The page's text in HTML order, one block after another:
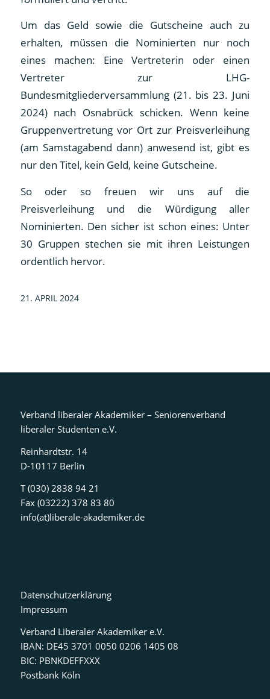
Um das Geld sowie die Gutscheine auch zu
erhalten, müssen die Nominierten nur noch
eines machen: Eine Vertreterin oder einen
Vertreter zur LHG-
Bundesmitgliederversammlung (21. bis 23. Juni
2024) nach Osnabrück schicken. Wenn keine
Gruppenvertretung vor Ort zur Preisverleihung
(am Samstagabend dann) anwesend ist, gibt es
nur den Titel, kein Geld, keine Gutscheine.
So oder so freuen wir uns auf die
Preisverleihung und die Würdigung aller
Nominierten. Den sicher ist schon eines: Unter
30 Gruppen stechen sie mit ihren Leistungen
ordentlich hervor.
21. APRIL 2024
Verband liberaler Akademiker – Seniorenverband
liberaler Studenten e.V.
Reinhardtstr. 14
D-10117 Berlin
T (030) 2838 94 21
Fax (03222) 378 83 80
info(at)liberale-akademiker.de
Datenschutzerklärung
Impressum
Verband Liberaler Akademiker e.V.
IBAN: DE45 3701 0050 0206 1405 08
BIC: PBNKDEFFXXX
Postbank Köln